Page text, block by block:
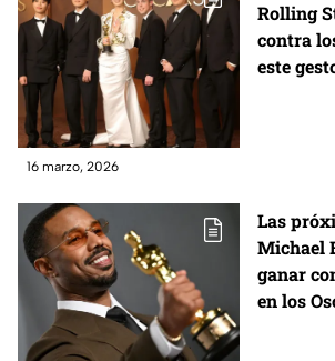
Rolling
contra
este
16 marzo, 2026
Las
Michael
ganar
en los